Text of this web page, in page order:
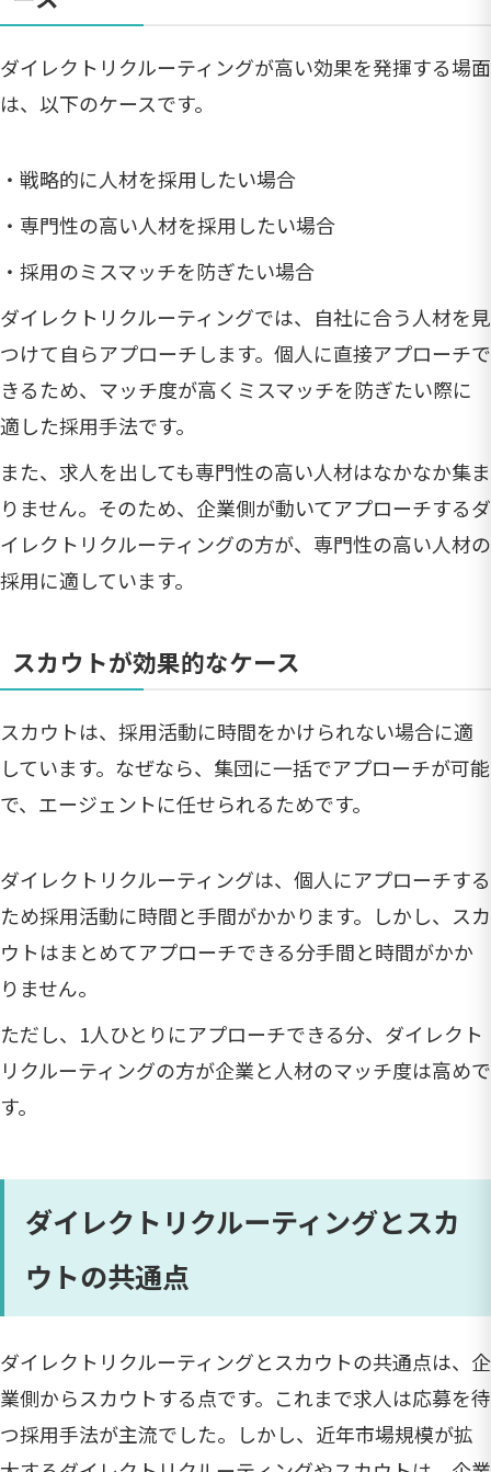
ダイレクトリクルーティングが高い効果を発揮する場面
は、以下のケースです。
・戦略的に人材を採用したい場合
・専門性の高い人材を採用したい場合
・採用のミスマッチを防ぎたい場合
ダイレクトリクルーティングでは、自社に合う人材を見
つけて自らアプローチします。個人に直接アプローチで
きるため、マッチ度が高くミスマッチを防ぎたい際に
適した採用手法です。
また、求人を出しても専門性の高い人材はなかなか集ま
りません。そのため、企業側が動いてアプローチするダ
イレクトリクルーティングの方が、専門性の高い人材の
採用に適しています。
スカウトが効果的なケース
スカウトは、採用活動に時間をかけられない場合に適
しています。なぜなら、集団に一括でアプローチが可能
で、エージェントに任せられるためです。
ダイレクトリクルーティングは、個人にアプローチする
ため採用活動に時間と手間がかかります。しかし、スカ
ウトはまとめてアプローチできる分手間と時間がかか
りません。
ただし、1人ひとりにアプローチできる分、ダイレクト
リクルーティングの方が企業と人材のマッチ度は高めで
す。
ダイレクトリクルーティングとスカ
ウトの共通点
ダイレクトリクルーティングとスカウトの共通点は、企
業側からスカウトする点です。これまで求人は応募を待
つ採用手法が主流でした。しかし、近年市場規模が拡